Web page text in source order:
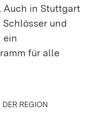
Auch in Stuttgart
und
ein
für alle
REGION